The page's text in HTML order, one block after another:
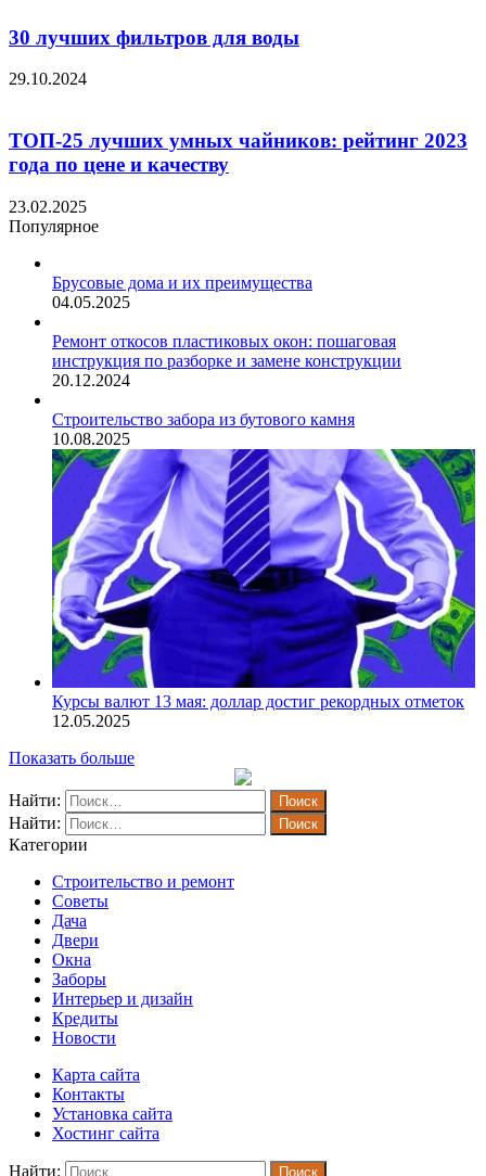
30 лучших фильтров для воды
29.10.2024
ТОП-25 лучших умных чайников: рейтинг 2023
года по цене и качеству
23.02.2025
Популярное
Брусовые дома и их преимущества
04.05.2025
Ремонт откосов пластиковых окон: пошаговая
инструкция по разборке и замене конструкции
20.12.2024
Строительство забора из бутового камня
10.08.2025
Курсы валют 13 мая: доллар достиг рекордных отметок
12.05.2025
Показать больше
Найти:
Найти:
Категории
Строительство и ремонт
Советы
Дача
Двери
Окна
Заборы
Интерьер и дизайн
Кредиты
Новости
Карта сайта
Контакты
Установка сайта
Хостинг сайта
Найти: